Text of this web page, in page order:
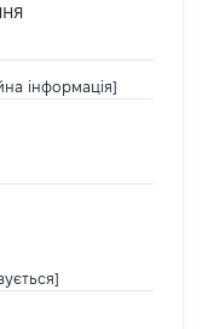
інформація]